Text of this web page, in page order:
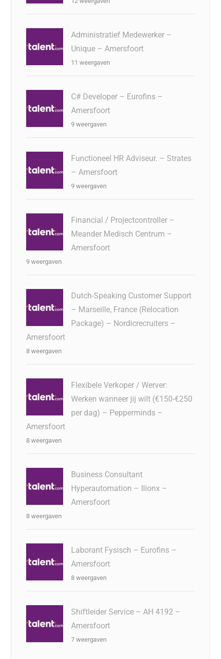
Administratief Medewerker –
Unique – Amersfoort
11 weergaven
C# Developer – Eurofins –
Amersfoort
9 weergaven
Functioneel HR Adviseur. – Strates
– Amersfoort
9 weergaven
Financial / Projectcontroller –
Meander Medisch Centrum –
Amersfoort
9 weergaven
Dutch-Speaking Customer Support
– Marseille, France (Relocation
Package) – Nordicrecruiters –
Amersfoort
8 weergaven
Flexibele Verkoper / Werver:
Werken wanneer jij wilt (€150-€250
per dag) – Pepperminds –
Amersfoort
8 weergaven
Business Consultant
Hyperautomation – Ilionx –
Amersfoort
8 weergaven
Laborant Fysisch – Eurofins –
Amersfoort
8 weergaven
Shiftleider Service – AH 4192 –
Amersfoort
7 weergaven